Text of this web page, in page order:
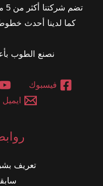
كما لدينا أحدث
نصنع الطوب
فيسبوك
ايميل
تعريف